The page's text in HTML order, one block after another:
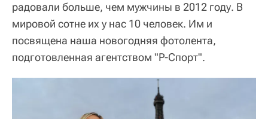
радовали больше, чем мужчины в 2012 году. В
мировой сотне их у нас 10 человек. Им и
посвящена наша новогодняя фотолента,
подготовленная агентством "Р-Спорт".